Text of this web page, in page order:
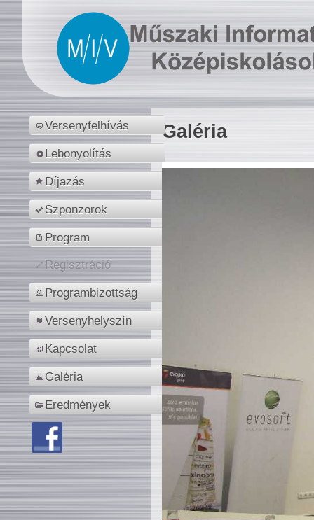
Versenyfelhívás
Lebonyolítás
Díjazás
Szponzorok
Program
Regisztráció
Programbizottság
Versenyhelyszín
Kapcsolat
Galéria
Eredmények
Galéria